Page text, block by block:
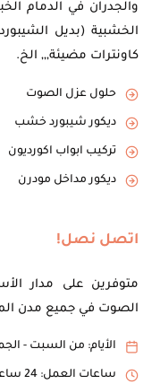
والجدران في الدمام
الخشبية (بديل
كاونترات مضيئة,,, الخ.
حلول عزل الصوت
ديكور شيبورد خشب
تركيب ابواب اكورديون
ديكور مداخل مودرن
اتصل نصل!
متوفرين على مدار
الصوت في جميع مدن
الأيام: من السبت -
ساعات العمل: 24 ساعة.